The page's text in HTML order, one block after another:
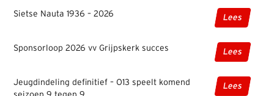
Sietse Nauta 1936 – 2026 Lees
Sponsorloop 2026 vv Grijpskerk succes Lees
Jeugdindeling definitief – O13 speelt komend
Lees